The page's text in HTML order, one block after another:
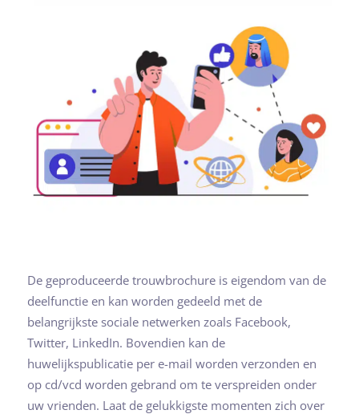
De geproduceerde trouwbrochure is eigendom van de
deelfunctie en kan worden gedeeld met de
belangrijkste sociale netwerken zoals Facebook,
Twitter, LinkedIn. Bovendien kan de
huwelijkspublicatie per e-mail worden verzonden en
op cd/vcd worden gebrand om te verspreiden onder
uw vrienden. Laat de gelukkigste momenten zich over